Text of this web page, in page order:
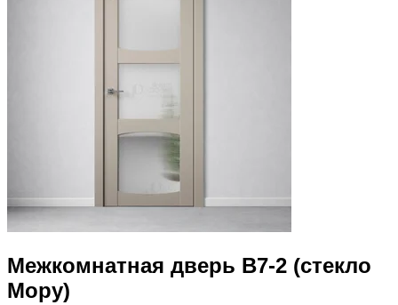
Межкомнатная дверь B7-2 (стекло
Мору)